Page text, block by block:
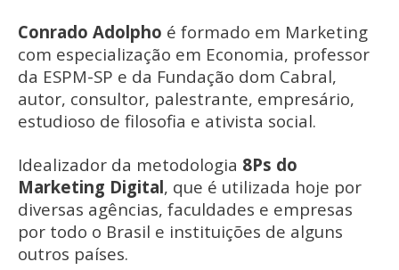
Conrado Adolpho é formado em Marketing
com especialização em Economia, professor
da ESPM-SP e da Fundação dom Cabral,
autor, consultor, palestrante, empresário,
estudioso de filosofia e ativista social.
Idealizador da metodologia 8Ps do
Marketing Digital, que é utilizada hoje por
diversas agências, faculdades e empresas
por todo o Brasil e instituições de alguns
outros países.